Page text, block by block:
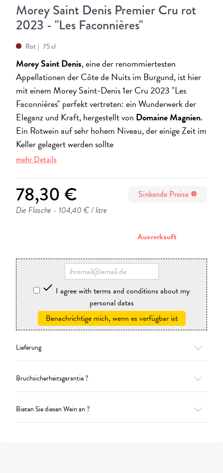
Morey Saint Denis Premier Cru rot
2023 - "Les Faconnières"
Rot 75 cl
Morey Saint Denis, eine der renommiertesten
Appellationen der Côte de Nuits im Burgund, ist hier
mit einem Morey Saint-Denis 1er Cru 2023 "Les
Faconnières" perfekt vertreten: ein Wunderwerk der
Eleganz und Kraft, hergestellt von Domaine Magnien.
Ein Rotwein auf sehr hohem Niveau, der einige Zeit im
Keller gelagert werden sollte
mehr Details
78,30 € Sinkende Preise info
Die Flasche - 104,40 € / litre
Ausverkauft
 I agree with terms and conditions about my
personal datas
Benachrichtige mich, wenn es verfügbar ist
Lieferung
Bruchsicherheitsgarantie ?
Bieten Sie diesen Wein an ?